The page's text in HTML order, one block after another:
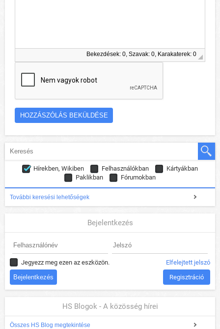
Bekezdések: 0, Szavak: 0, Karakaterek: 0
Hírekben, Wikiben Felhasználókban
Kártyákban
Paklikban
Fórumokban
További keresési lehetőségek
Bejelentkezés
Jegyezz meg ezen az eszközön. Elfelejtett jelszó
Regisztráció
HS Blogok - A közösség hírei
Összes HS Blog megtekintése